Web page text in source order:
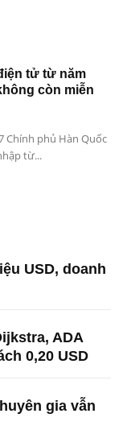
tử từ năm
còn miễn
Chính phủ Hàn Quốc
từ...
USD, doanh
ADA
0,20 USD
gia vẫn